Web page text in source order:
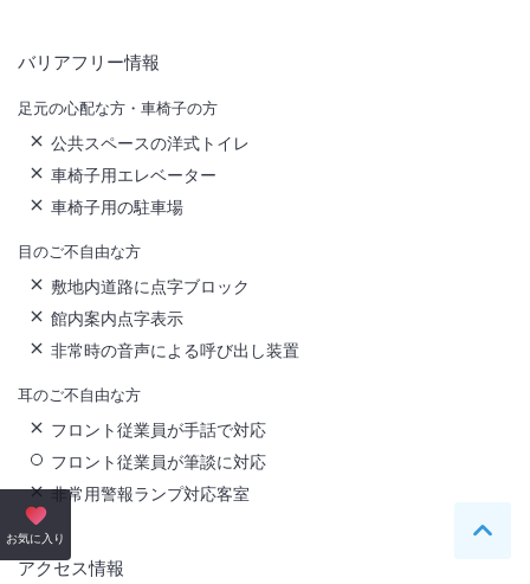
バリアフリー情報
足元の心配な方・車椅子の方
公共スペースの洋式トイレ
車椅子用エレベーター
車椅子用の駐車場
目のご不自由な方
敷地内道路に点字ブロック
館内案内点字表示
非常時の音声による呼び出し装置
耳のご不自由な方
フロント従業員が手話で対応
フロント従業員が筆談に対応
非常用警報ランプ対応客室
アクセス情報
お気に入り ペー